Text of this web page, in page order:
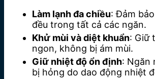
Làm lạnh đa chiều: Đảm
đều trong tất cả các ngăn.
Khử mùi và diệt khuẩn: Giữ
ngon, không bị ám mùi.
Giữ nhiệt độ ổn định: Ngăn
bị hỏng do dao động nhiệt